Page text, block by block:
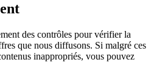
des contrôles pour vérifier la
que nous diffusons. Si malgré ces
inappropriés, vous pouvez